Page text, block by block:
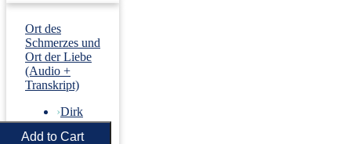
Ort des
Schmerzes und
Ort der Liebe
(Audio +
Transkript)
›Dirk
Revenstorf